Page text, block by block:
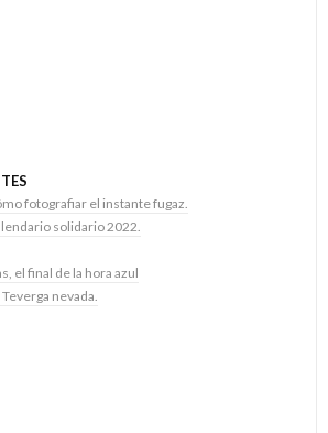
fotografiar el instante fugaz.
solidario 2022.
el final de la hora azul
nevada.